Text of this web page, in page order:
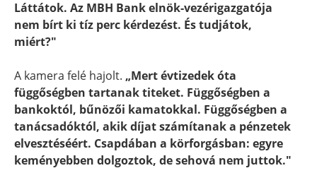
Láttátok. Az MBH Bank elnök-vezérigazgatója
nem bírt ki tíz perc kérdezést. És tudjátok,
miért?"
A kamera felé hajolt. „Mert évtizedek óta
függőségben tartanak titeket. Függőségben a
bankoktól, bűnözői kamatokkal. Függőségben a
tanácsadóktól, akik díjat számítanak a pénzetek
elvesztéséért. Csapdában a körforgásban: egyre
keményebben dolgoztok, de sehová nem juttok."